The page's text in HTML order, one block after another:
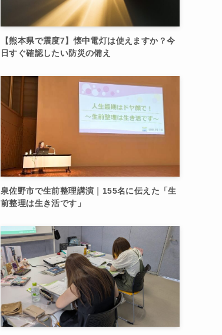
【熊本県で震度7】懐中電灯は使えますか？今
日すぐ確認したい防災の備え
泉佐野市で生前整理講演｜155名に伝えた「生
前整理は生き活です」